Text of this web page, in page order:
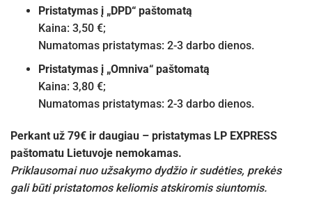
Pristatymas į „DPD“ paštomatą
Kaina: 3,50 €;
Numatomas pristatymas: 2-3 darbo dienos.
Pristatymas į „Omniva“ paštomatą
Kaina: 3,80 €;
Numatomas pristatymas: 2-3 darbo dienos.
Perkant už 79€ ir daugiau – pristatymas LP EXPRESS
paštomatu Lietuvoje nemokamas.
Priklausomai nuo užsakymo dydžio ir sudėties, prekės
gali būti pristatomos keliomis atskiromis siuntomis.